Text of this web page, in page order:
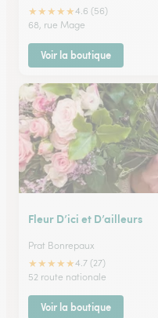
★★★★★4.6 (56)
68, rue Mage
Voir la boutique
Fleur D’ici et D’ailleurs
Prat Bonrepaux
★★★★★4.7 (27)
52 route nationale
Voir la boutique